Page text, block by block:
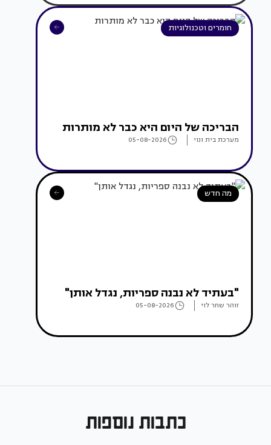
חומרים וטכנולוגיות
הבריכה של היום היא כבר לא מותרות
מערכת בית ונוי 05-08-2026
מה חדש
"בעתיד לא נבנה ספריות, נגדל אותן"
זוהר שחר לוי 05-08-2026
כתבות נוספות